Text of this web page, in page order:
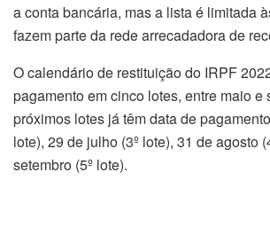
a conta bancária, mas a lista é limitada
fazem parte da rede arrecadadora de
O calendário de restituição do IRPF
pagamento em cinco lotes, entre maio e
próximos lotes já têm data de
lote), 29 de julho (3º lote), 31 de agosto
setembro (5º lote).